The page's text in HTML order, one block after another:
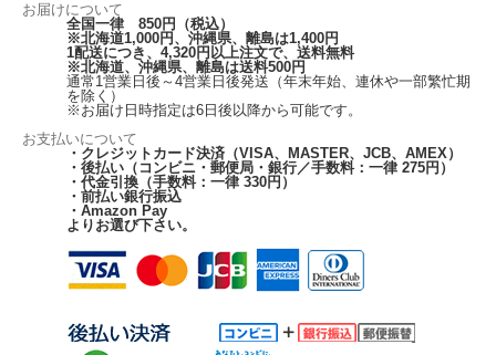
お届けについて
全国一律 850円（税込）
※北海道1,000円、沖縄県、離島は1,400円
1配送につき、4,320円以上注文で、送料無料
※北海道、沖縄県、離島は送料500円
通常1営業日後～4営業日後発送（年末年始、連休や一部繁忙期
を除く）
※お届け日時指定は6日後以降から可能です。
お支払いについて
・クレジットカード決済（VISA、MASTER、JCB、AMEX）
・後払い（コンビニ・郵便局・銀行／手数料：一律 275円）
・代金引換（手数料：一律 330円）
・前払い銀行振込
・Amazon Pay
よりお選び下さい。